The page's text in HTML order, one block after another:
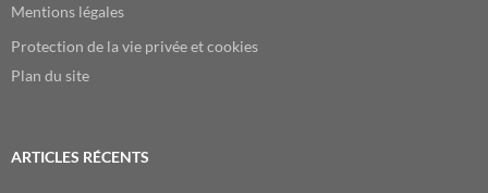
Mentions légales
Protection de la vie privée et cookies
Plan du site
ARTICLES RÉCENTS